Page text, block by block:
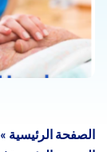
الصفحة الرئيسية »